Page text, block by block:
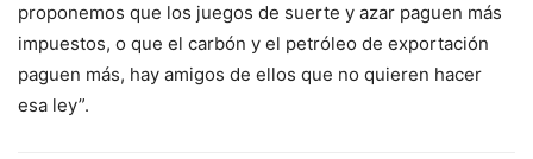
proponemos que los juegos de suerte y azar paguen más
impuestos, o que el carbón y el petróleo de exportación
paguen más, hay amigos de ellos que no quieren hacer
esa ley”.